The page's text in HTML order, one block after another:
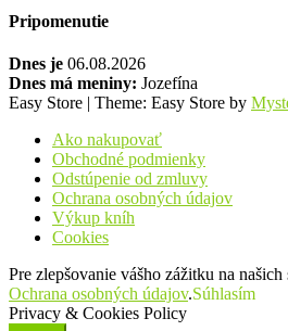
Pripomenutie
Dnes je 06.08.2026
Dnes má meniny: Jozefína
Easy Store | Theme: Easy Store by
Ako nakupovať
Obchodné podmienky
Odstúpenie od zmluvy
Ochrana osobných údajov
Výkup kníh
Cookies
Pre zlepšovanie vášho zážitku na
Ochrana osobných údajov.Súhlasím
Privacy & Cookies Policy